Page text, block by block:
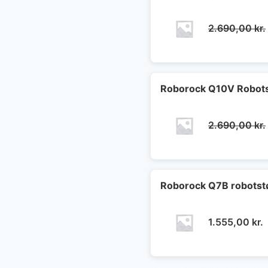
2.690,00kr.
Roborock Q10V
2.690,00kr.
Roborock Q7B
1.555,00 kr.